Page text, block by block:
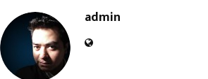
admin